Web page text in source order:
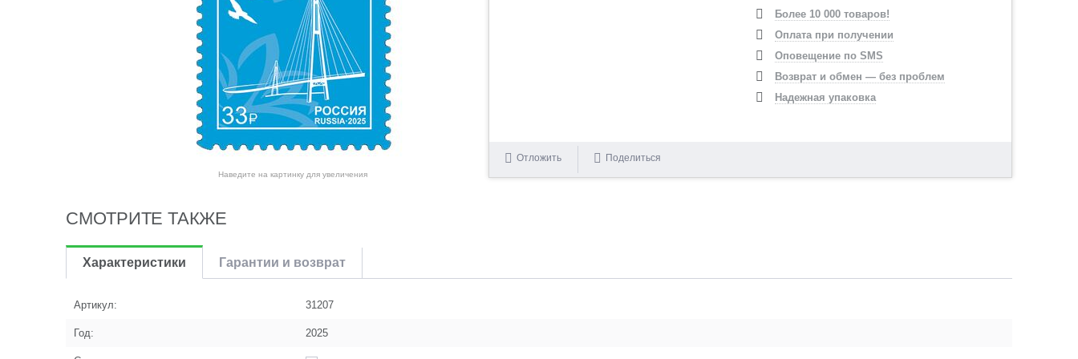
Наведите на картинку для увеличения
Более 10 000 товаров!
Оплата при получении
Оповещение по SMS
Возврат и обмен — без проблем
Надежная упаковка
Отложить Поделиться
СМОТРИТЕ ТАКЖЕ
Характеристики Гарантии и возврат
Артикул: 31207
Год: 2025